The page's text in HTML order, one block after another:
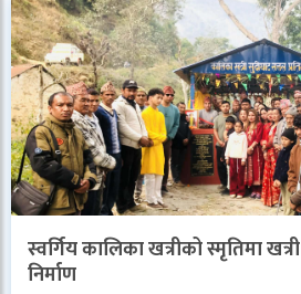
स्वर्गिय कालिका खत्रीको स्मृतिमा खत्री
निर्माण